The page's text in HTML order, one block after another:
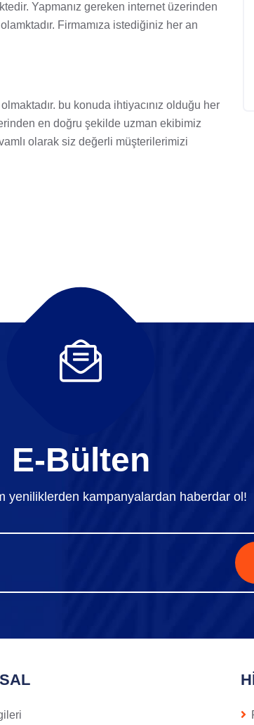
Yapmanız gereken internet üzerinden
Firmamıza istediğiniz her an
bu konuda ihtiyacınız olduğu her
en doğru şekilde uzman ekibimiz
olarak siz değerli müşterilerimizi
E-Bülten
yeniliklerden kampanyalardan haberdar ol!